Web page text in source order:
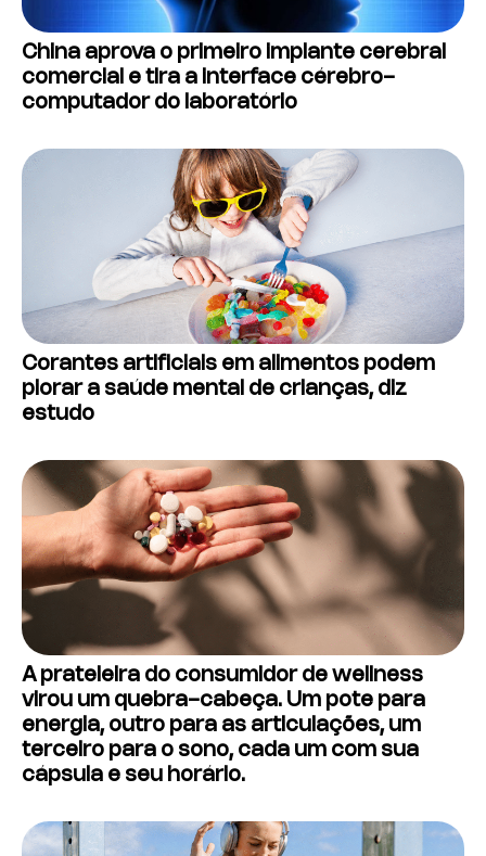
China aprova o primeiro implante cerebral
comercial e tira a interface cérebro-
computador do laboratório
Corantes artificiais em alimentos podem
piorar a saúde mental de crianças, diz
estudo
A prateleira do consumidor de wellness
virou um quebra-cabeça. Um pote para
energia, outro para as articulações, um
terceiro para o sono, cada um com sua
cápsula e seu horário.